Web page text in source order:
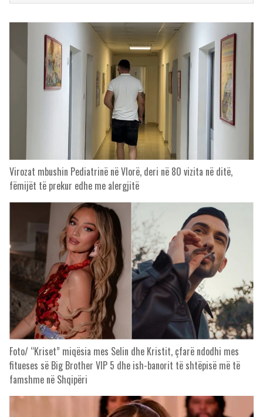
Virozat mbushin Pediatrinë në Vlorë, deri në 80 vizita në ditë,
fëmijët të prekur edhe me alergjitë
Foto/ “Kriset” miqësia mes Selin dhe Kristit, çfarë ndodhi mes
fitueses së Big Brother VIP 5 dhe ish-banorit të shtëpisë më të
famshme në Shqipëri